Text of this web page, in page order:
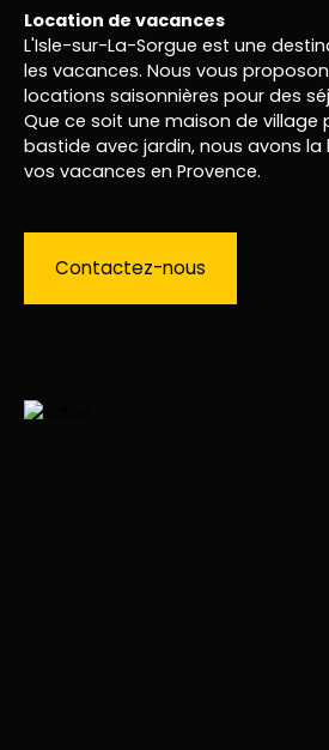
Location de vacances
L'Isle-sur-La-Sorgue est une
les vacances. Nous vous
locations saisonnières pour des
Que ce soit une maison de village
bastide avec jardin, nous avons
vos vacances en Provence.
Contactez-nous